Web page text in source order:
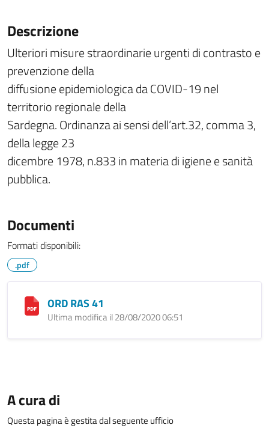
Descrizione
Ulteriori misure straordinarie urgenti di contrasto e
prevenzione della
diffusione epidemiologica da COVID-19 nel
territorio regionale della
Sardegna. Ordinanza ai sensi dell’art.32, comma 3,
della legge 23
dicembre 1978, n.833 in materia di igiene e sanità
pubblica.
Documenti
Formati disponibili:
.pdf
ORD RAS 41
Ultima modifica il 28/08/2020 06:51
A cura di
Questa pagina è gestita dal seguente ufficio